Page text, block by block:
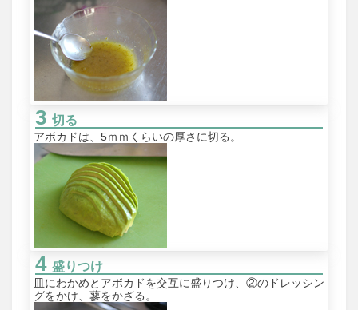
切る
アボカドは、5ｍｍくらいの厚さに切る。
盛りつけ
皿にわかめとアボカドを交互に盛りつけ、②のドレッシン
グをかけ、蓼をかざる。